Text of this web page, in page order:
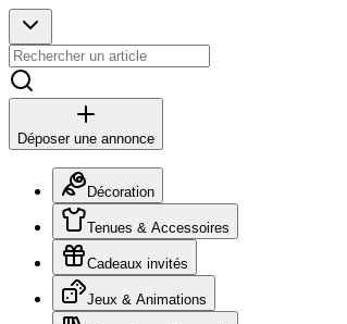
Déposer une annonce
Décoration
Tenues & Accessoires
Cadeaux invités
Jeux & Animations